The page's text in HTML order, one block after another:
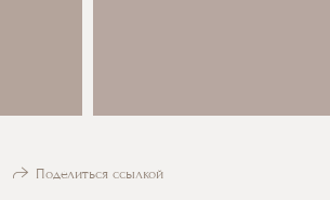
Поделиться ссылкой